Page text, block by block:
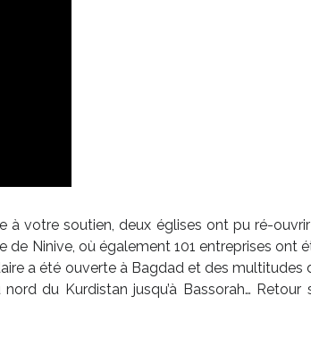
à votre soutien, deux églises ont pu ré-
de Ninive, où également 101 entreprises ont
a été ouverte à Bagdad et des multitudes
du Kurdistan jusqu’à Bassorah… Retour